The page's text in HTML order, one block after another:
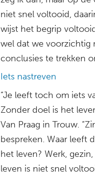
niet snel voltooid,
wijst het begrip
wel dat we voorzichtig
conclusies te trekken
Iets nastreven
“Je leeft toch om iets
Zonder doel is het
Van Praag in Trouw.
bespreken. Waar leeft
het leven? Werk,
leven is niet snel